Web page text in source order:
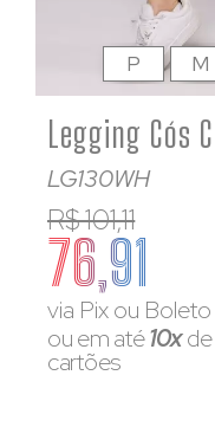
LG130WH
R$ 101,11
76,91
via Pix ou Boleto
ou em até10xde
cartões
P M